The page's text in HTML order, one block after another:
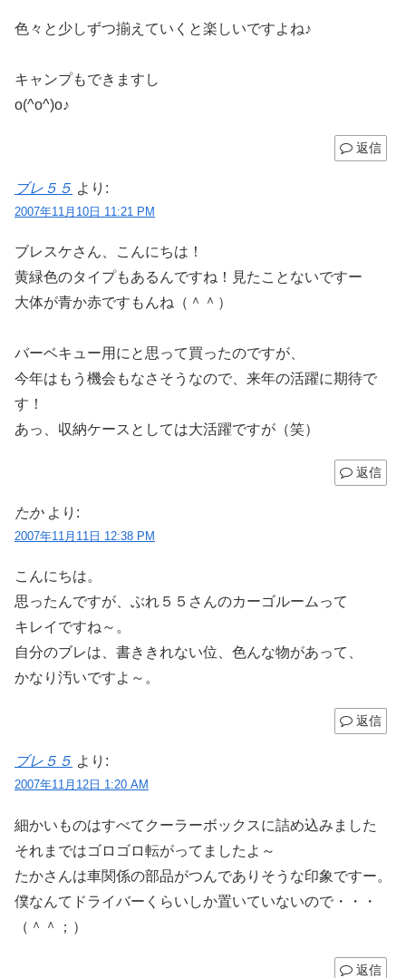
色々と少しずつ揃えていくと楽しいですよね♪
キャンプもできますし
o(^o^)o♪
返信
ブレ５５ より:
2007年11月10日 11:21 PM
ブレスケさん、こんにちは！
黄緑色のタイプもあるんですね！見たことないですー
大体が青か赤ですもんね（＾＾）
バーベキュー用にと思って買ったのですが、
今年はもう機会もなさそうなので、来年の活躍に期待で
す！
あっ、収納ケースとしては大活躍ですが（笑）
返信
たか より:
2007年11月11日 12:38 PM
こんにちは。
思ったんですが、ぶれ５５さんのカーゴルームって
キレイですね～。
自分のブレは、書ききれない位、色んな物があって、
かなり汚いですよ～。
返信
ブレ５５ より:
2007年11月12日 1:20 AM
細かいものはすべてクーラーボックスに詰め込みました
それまではゴロゴロ転がってましたよ～
たかさんは車関係の部品がつんでありそうな印象ですー。
僕なんてドライバーくらいしか置いていないので・・・
（＾＾；）
返信